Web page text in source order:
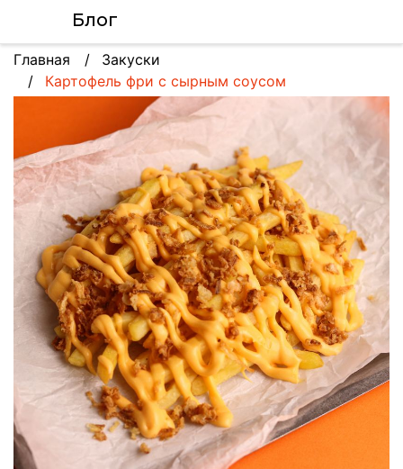
Блог
Главная
Закуски
Картофель фри с сырным соусом